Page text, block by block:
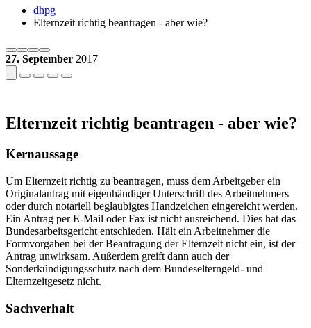
dhpg
Elternzeit richtig beantragen - aber wie?
27. September 2017
Elternzeit richtig beantragen - aber wie?
Kernaussage
Um Elternzeit richtig zu beantragen, muss dem Arbeitgeber ein
Originalantrag mit eigenhändiger Unterschrift des Arbeitnehmers
oder durch notariell beglaubigtes Handzeichen eingereicht werden.
Ein Antrag per E-Mail oder Fax ist nicht ausreichend. Dies hat das
Bundesarbeitsgericht entschieden. Hält ein Arbeitnehmer die
Formvorgaben bei der Beantragung der Elternzeit nicht ein, ist der
Antrag unwirksam. Außerdem greift dann auch der
Sonderkündigungsschutz nach dem Bundeselterngeld- und
Elternzeitgesetz nicht.
Sachverhalt